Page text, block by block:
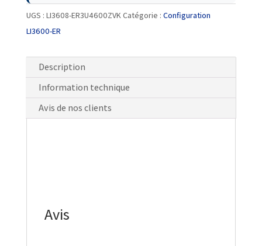
UGS : LI3608-ER3U4600ZVKCatégorie : Configuration
LI3600-ER
Description
Information technique
Avis de nos clients
Avis